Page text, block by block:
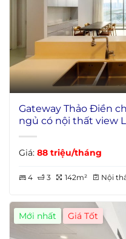
Gateway Thảo Điền
ngủ có nội thất view
Giá: 88 triệu/tháng
4 3 142m² Nội
Mới nhất